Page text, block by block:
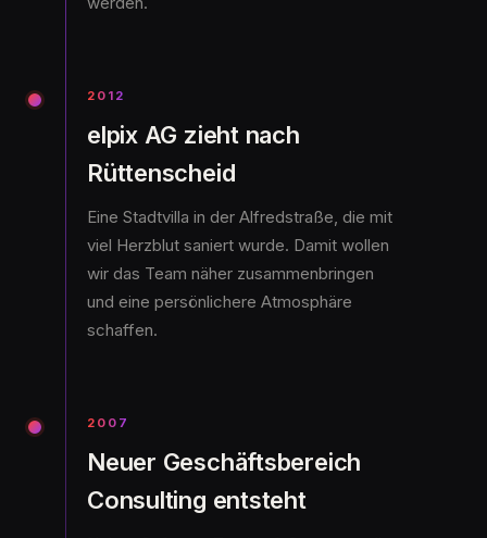
2012
elpix AG zieht nach
Rüttenscheid
Eine Stadtvilla in der Alfredstraße, die mit
viel Herzblut saniert wurde. Damit wollen
wir das Team näher zusammenbringen
und eine persönlichere Atmosphäre
schaffen.
2007
Neuer Geschäftsbereich
Consulting entsteht